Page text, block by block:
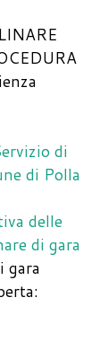
di
di Polla
delle
di gara
gara